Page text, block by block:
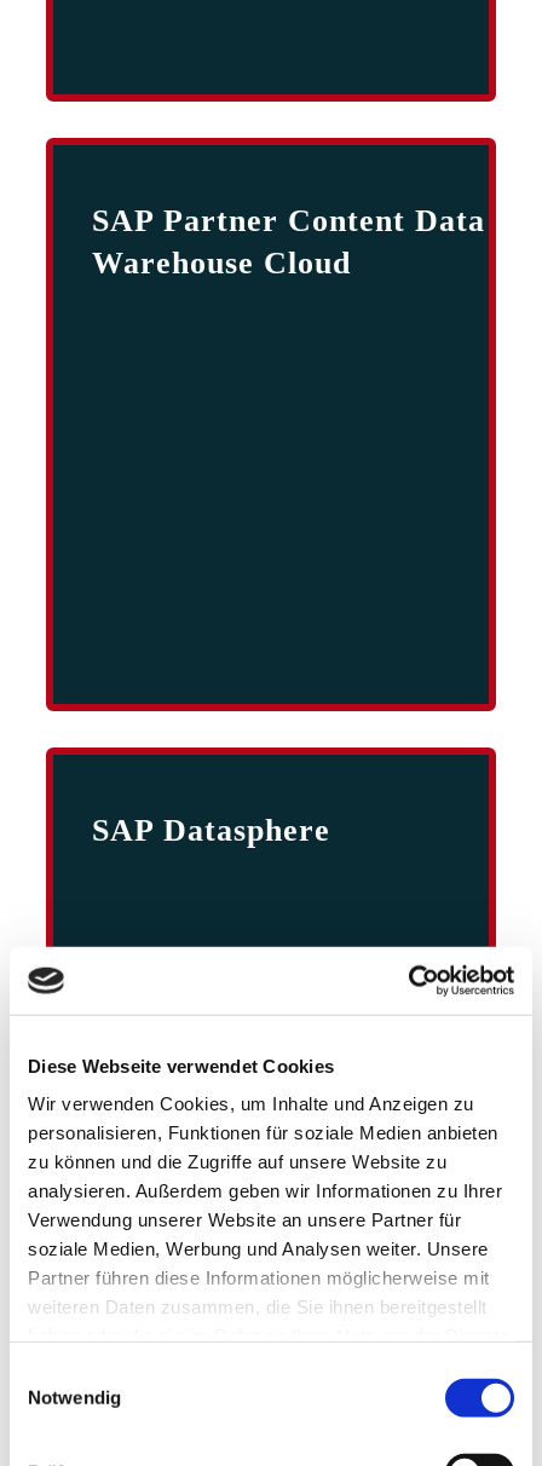
Diese Webseite verwendet Cookies
Wir verwenden Cookies, um Inhalte und Anzeigen zu
personalisieren, Funktionen für soziale Medien anbieten
zu können und die Zugriffe auf unsere Website zu
analysieren. Außerdem geben wir Informationen zu Ihrer
Verwendung unserer Website an unsere Partner für
soziale Medien, Werbung und Analysen weiter. Unsere
Partner führen diese Informationen möglicherweise mit
weiteren Daten zusammen, die Sie ihnen bereitgestellt
Notwendig
SAP Partner Content Data
Warehouse Cloud
SAP Datasphere